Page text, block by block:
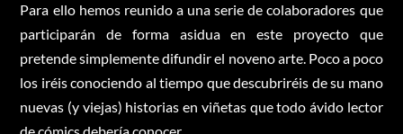
Para ello hemos reunido a una serie de colaboradores que
participarán de forma asidua en este proyecto que
pretende simplemente difundir el noveno arte. Poco a poco
los iréis conociendo al tiempo que descubriréis de su mano
nuevas (y viejas) historias en viñetas que todo ávido lector